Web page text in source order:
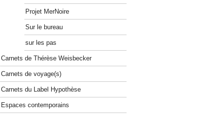
Projet MerNoire
Sur le bureau
sur les pas
Carnets de Thérèse Weisbecker
Carnets de voyage(s)
Carnets du Label Hypothèse
Espaces contemporains